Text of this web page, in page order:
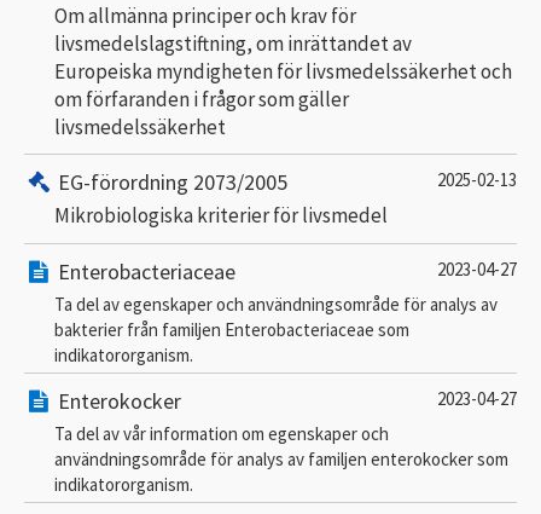
Om allmänna principer och krav för
livsmedelslagstiftning, om inrättandet av
Europeiska myndigheten för livsmedelssäkerhet och
om förfaranden i frågor som gäller
livsmedelssäkerhet
EG-förordning 2073/2005 2025-02-13
Mikrobiologiska kriterier för livsmedel
Enterobacteriaceae
2023-04-27
Ta del av egenskaper och användningsområde för analys av
bakterier från familjen Enterobacteriaceae som
indikatororganism.
Enterokocker
2023-04-27
Ta del av vår information om egenskaper och
användningsområde för analys av familjen enterokocker som
indikatororganism.